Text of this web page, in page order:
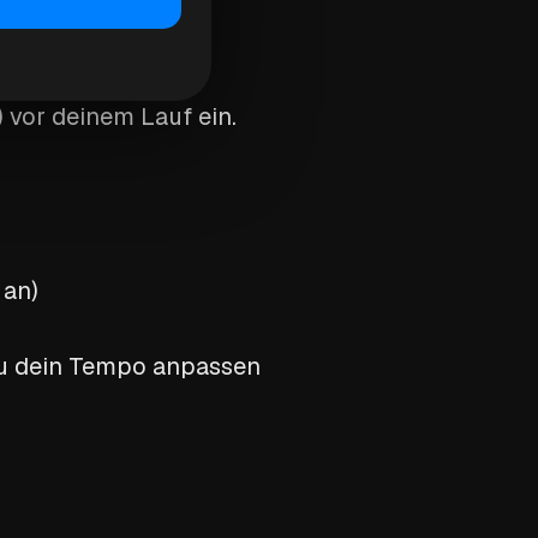
deinem Lauf ein.
dein Tempo anpassen